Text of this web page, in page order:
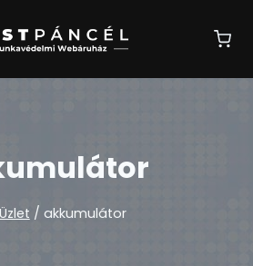
Üzlet / akkumulátor